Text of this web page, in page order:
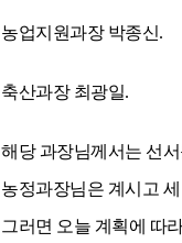
농업지원과장 박종신.
축산과장 최광일.
해당 과장님께서는 선
농정과장님은 계시고
그러면 오늘 계획에 따